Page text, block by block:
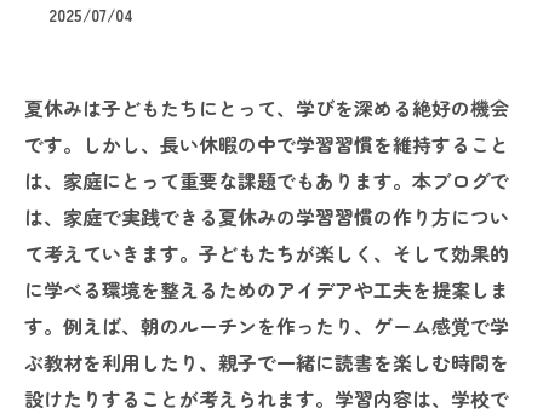
2025/07/04
夏休みは子どもたちにとって、学びを深める絶好の機会
です。しかし、長い休暇の中で学習習慣を維持すること
は、家庭にとって重要な課題でもあります。本ブログで
は、家庭で実践できる夏休みの学習習慣の作り方につい
て考えていきます。子どもたちが楽しく、そして効果的
に学べる環境を整えるためのアイデアや工夫を提案しま
す。例えば、朝のルーチンを作ったり、ゲーム感覚で学
ぶ教材を利用したり、親子で一緒に読書を楽しむ時間を
設けたりすることが考えられます。学習内容は、学校で